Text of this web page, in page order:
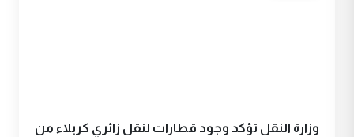
وزارة النقل تؤكد وجود قطارات لنقل زائري كربلاء من